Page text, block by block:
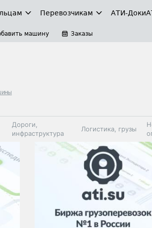
Перевозчикам АТИ-Доки
машину Заказы
Дороги,
инфраструктура
Логистика, грузы
Спецтехника
Автосервис,
запчасти, шины